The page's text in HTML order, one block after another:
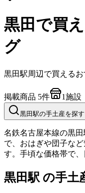
黒田で買
グ
黒田駅周辺で買える
掲載商品 5件 1施設
黒田 駅の手土産を探す
名鉄名古屋本線の黒
で、おはぎや団子な
す。手頃な価格帯で
黒田駅 の手土